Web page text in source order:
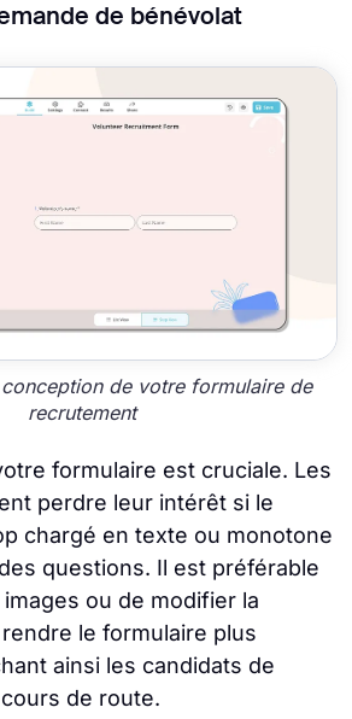
de bénévolat
de votre formulaire de
recrutement
formulaire est cruciale. Les
perdre leur intérêt si le
chargé en texte ou monotone
questions. Il est préférable
ou de modifier la
le formulaire plus
ainsi les candidats de
de route.